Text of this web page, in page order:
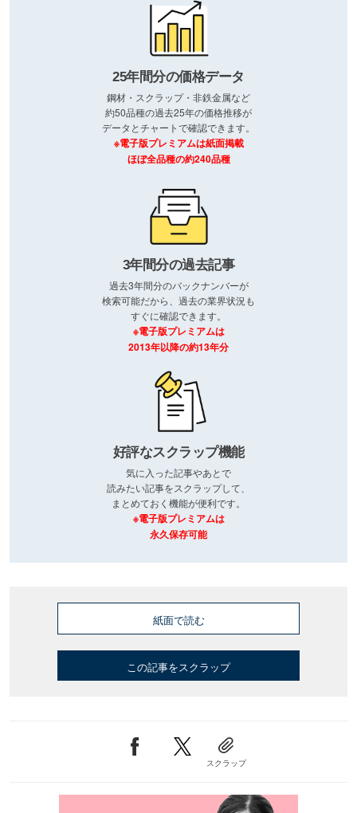
25年間分の価格データ
鋼材・スクラップ・非鉄金属など
約50品種の過去25年の価格推移が
データとチャートで確認できます。
※電子版プレミアムは紙面掲載
ほぼ全品種の約240品種
3年間分の過去記事
過去3年間分のバックナンバーが
検索可能だから、過去の業界状況も
すぐに確認できます。
※電子版プレミアムは
2013年以降の約13年分
好評なスクラップ機能
気に入った記事やあとで
読みたい記事をスクラップして、
まとめておく機能が便利です。
※電子版プレミアムは
永久保存可能
紙面で読む
この記事をスクラップ
スクラップ